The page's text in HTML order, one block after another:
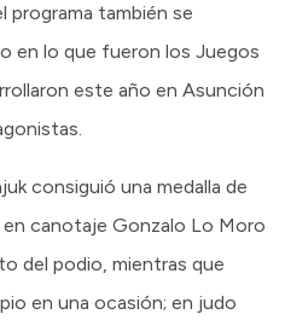
programa también se
en lo que fueron los Juegos
este año en Asunción
consiguió una medalla de
canotaje Gonzalo Lo Moro
del podio, mientras que
en una ocasión; en judo